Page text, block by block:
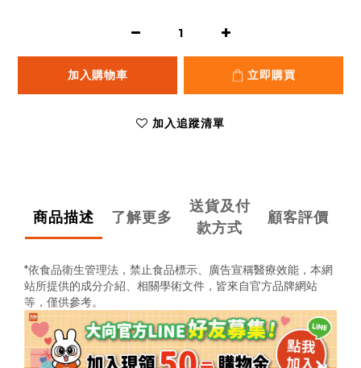
加入購物車 立即購買
加入追蹤清單
商品描述 了解更多
送貨及付
款方式
顧客評價
*依食品衛生管理法，禁止食品標示、廣告宣稱醫療效能， 本網
站所提供的成分介紹、相關學術文件， 皆來自官方品牌網站
等，僅供參考。